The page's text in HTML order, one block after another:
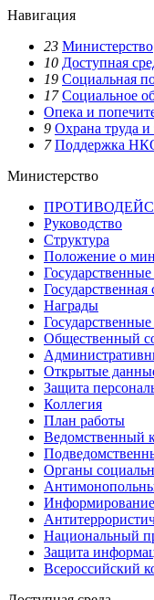
Навигация
23 Министерство
10 Доступная
19 Социальная
17 Социальное
Опека и
9 Охрана труда
7 Поддержка
Министерство
Руководство
Структура
Положение о
Государственная
Награды
Общественный
Открытые
Защита
Коллегия
План работы
Ведомственный
Органы
Информирование
Национальный
Защита
Всероссийский